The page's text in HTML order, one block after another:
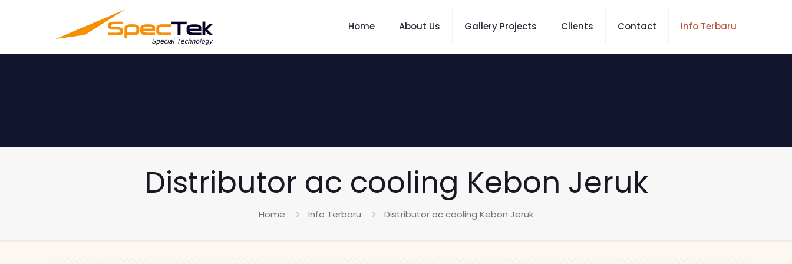
Home About Us Gallery Projects Clients Contact Info Terbaru
Distributor ac cooling Kebon Jeruk
Home Info Terbaru Distributor ac cooling Kebon Jeruk